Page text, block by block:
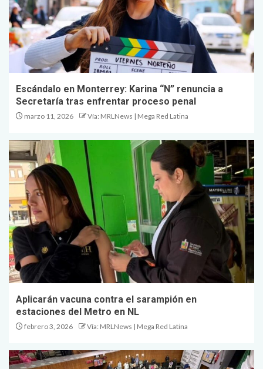
Escándalo en Monterrey: Karina “N” renuncia a
Secretaría tras enfrentar proceso penal
marzo 11, 2026 Vía: MRLNews | Mega Red Latina
Aplicarán vacuna contra el sarampión en
estaciones del Metro en NL
febrero 3, 2026 Vía: MRLNews | Mega Red Latina